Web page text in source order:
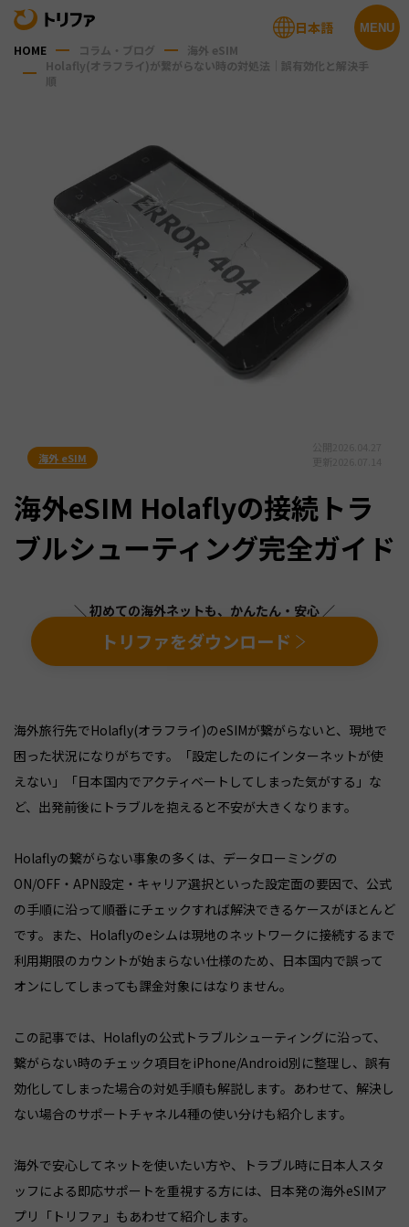
MENU
日本語
HOME コラム・ブログ
海外 eSIM
Holafly(オラフライ)が繋がらない時の対処法｜誤有効化と解決手
順
海外 eSIM
海外eSIM Holaflyの接続トラ
ブルシューティング完全ガイド
＼ 初めての海外ネットも、かんたん・安心 ／
トリファをダウンロード
海外旅行先でHolafly(オラフライ)のeSIMが繋がらないと、現地で
困った状況になりがちです。「設定したのにインターネットが使
えない」「日本国内でアクティベートしてしまった気がする」な
ど、出発前後にトラブルを抱えると不安が大きくなります。
Holaflyの繋がらない事象の多くは、データローミングの
ON/OFF・APN設定・キャリア選択といった設定面の要因で、公式
の手順に沿って順番にチェックすれば解決できるケースがほとんど
です。また、Holaflyのeシムは現地のネットワークに接続するまで
利用期限のカウントが始まらない仕様のため、日本国内で誤って
オンにしてしまっても課金対象にはなりません。
この記事では、Holaflyの公式トラブルシューティングに沿って、
繋がらない時のチェック項目をiPhone/Android別に整理し、誤有
効化してしまった場合の対処手順も解説します。あわせて、解決し
ない場合のサポートチャネル4種の使い分けも紹介します。
海外で安心してネットを使いたい方や、トラブル時に日本人スタ
ッフによる即応サポートを重視する方には、日本発の海外eSIMア
プリ「トリファ」もあわせて紹介します。